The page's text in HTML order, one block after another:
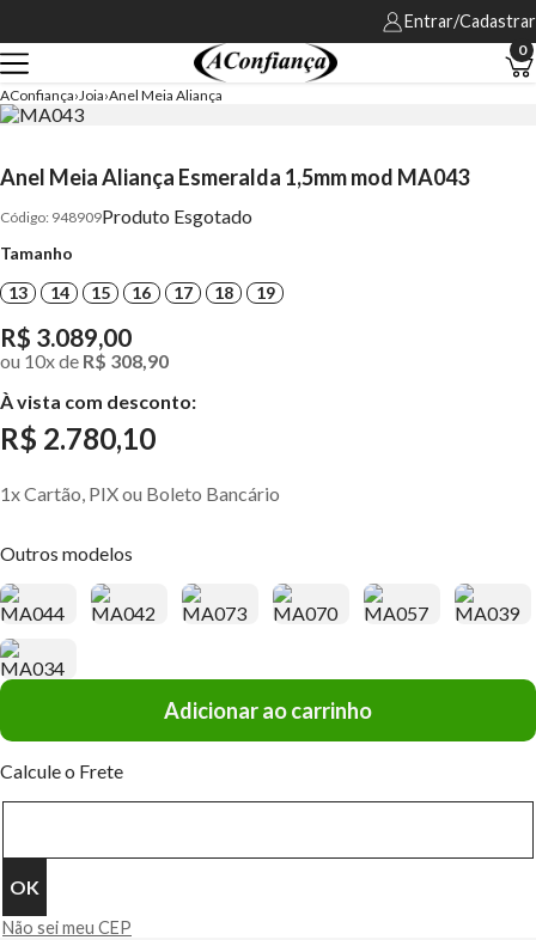
Entrar/Cadastrar
0
AConfiança Joia Anel Meia Aliança
Anel Meia Aliança Esmeralda 1,5mm mod MA043
948909Produto Esgotado
Tamanho
13
14 15 16 17 18 19
R$ 3.089,00
ou 10xde R$ 308,90
À vista com desconto:
R$ 2.780,10
1x Cartão, PIX ou Boleto Bancário
Outros modelos
Adicionar ao carrinho
Calcule o Frete
Não sei meu CEP